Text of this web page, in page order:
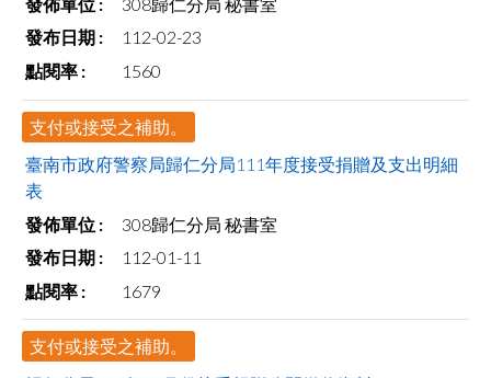
112-02-23
1560
支付或接受之補助。
臺南市政府警察局歸仁分局111年度接受捐贈及支出明細
表
308歸仁分局 秘書室
112-01-11
1679
支付或接受之補助。